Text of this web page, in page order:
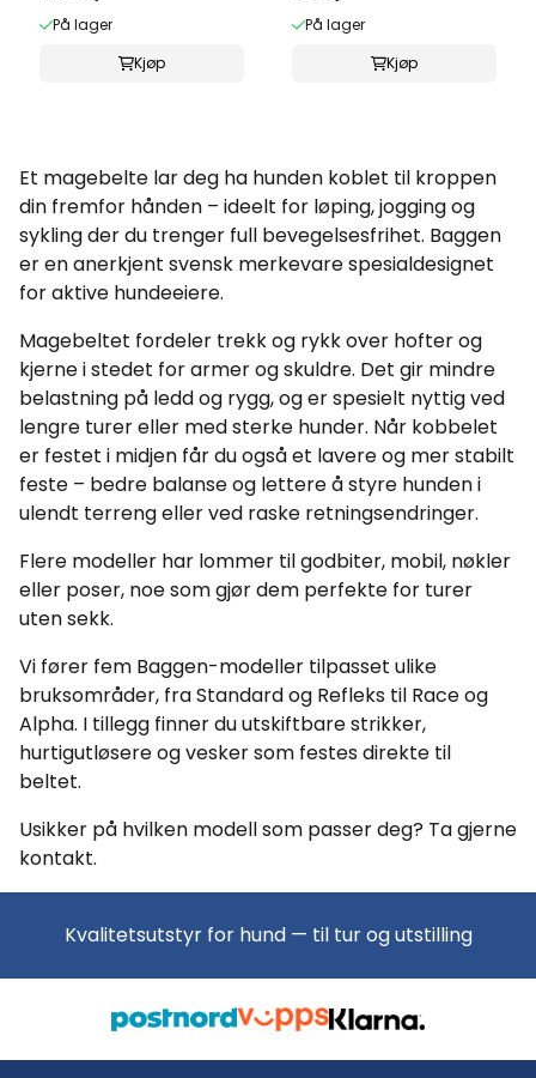
På lager
Kjøp
På lager
Kjøp
Et magebelte lar deg ha hunden koblet til kroppen
din fremfor hånden – ideelt for løping, jogging og
sykling der du trenger full bevegelsesfrihet. Baggen
er en anerkjent svensk merkevare spesialdesignet
for aktive hundeeiere.
Magebeltet fordeler trekk og rykk over hofter og
kjerne i stedet for armer og skuldre. Det gir mindre
belastning på ledd og rygg, og er spesielt nyttig ved
lengre turer eller med sterke hunder. Når kobbelet
er festet i midjen får du også et lavere og mer stabilt
feste – bedre balanse og lettere å styre hunden i
ulendt terreng eller ved raske retningsendringer.
Flere modeller har lommer til godbiter, mobil, nøkler
eller poser, noe som gjør dem perfekte for turer
uten sekk.
Vi fører fem Baggen-modeller tilpasset ulike
bruksområder, fra Standard og Refleks til Race og
Alpha. I tillegg finner du utskiftbare strikker,
hurtigutløsere og vesker som festes direkte til
beltet.
Usikker på hvilken modell som passer deg? Ta gjerne
kontakt.
Kvalitetsutstyr for hund — til tur og utstilling